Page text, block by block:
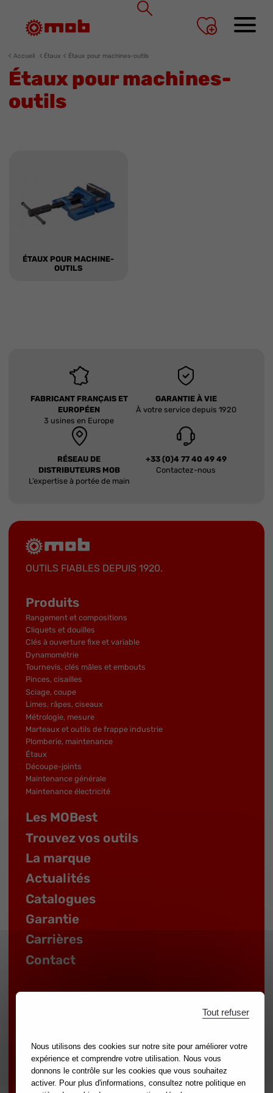
Accueil Étaux Étaux pour machines-outils
Étaux pour machines-
outils
ÉTAUX POUR MACHINE-
OUTILS
FABRICANT FRANÇAIS ET
EUROPÉEN
3 usines en Europe
GARANTIE À VIE
À votre service depuis 1920
RÉSEAU DE
DISTRIBUTEURS MOB
L’expertise à portée de main
+33 (0)4 77 40 49 49
Contactez-nous
OUTILS FIABLES DEPUIS 1920.
Produits
Rangement et compositions
Cliquets et douilles
Clés à ouverture fixe et variable
Dynamométrie
Tournevis, clés mâles et embouts
Pinces, cisailles
Sciage, coupe
Limes, râpes, ciseaux
Métrologie, mesure
Marteaux et outils de frappe industrie
Plomberie, maintenance
Étaux
Découpe-joints
Maintenance générale
Maintenance électricité
Les MOBest
Trouvez vos outils
La marque
Actualités
Catalogues
Garantie
Carrières
Contact
Nous utilisons des cookies sur notre site pour améliorer votre
expérience et comprendre votre utilisation. Nous vous
donnons le contrôle sur les cookies que vous souhaitez
activer. Pour plus d'informations, consultez notre politique en
Tout refuser